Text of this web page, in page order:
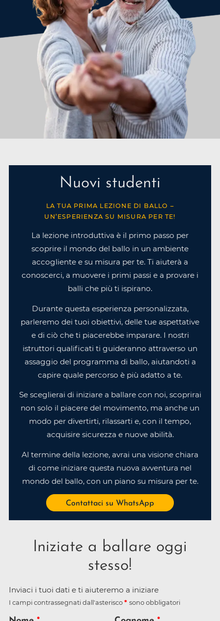
Nuovi studenti
LA TUA PRIMA LEZIONE DI BALLO –
UN’ESPERIENZA SU MISURA PER TE!
La lezione introduttiva è il primo passo per
scoprire il mondo del ballo in un ambiente
accogliente e su misura per te. Ti aiuterà a
conoscerci, a muovere i primi passi e a provare i
balli che più ti ispirano.
Durante questa esperienza personalizzata,
parleremo dei tuoi obiettivi, delle tue aspettative
e di ciò che ti piacerebbe imparare. I nostri
istruttori qualificati ti guideranno attraverso un
assaggio del programma di ballo, aiutandoti a
capire quale percorso è più adatto a te.
Se sceglierai di iniziare a ballare con noi, scoprirai
non solo il piacere del movimento, ma anche un
modo per divertirti, rilassarti e, con il tempo,
acquisire sicurezza e nuove abilità.
Al termine della lezione, avrai una visione chiara
di come iniziare questa nuova avventura nel
mondo del ballo, con un piano su misura per te.
Contattaci su WhatsApp
Iniziate a ballare oggi
stesso!
Inviaci i tuoi dati e ti aiuteremo a iniziare
I campi contrassegnati dall'asterisco sono obbligatori